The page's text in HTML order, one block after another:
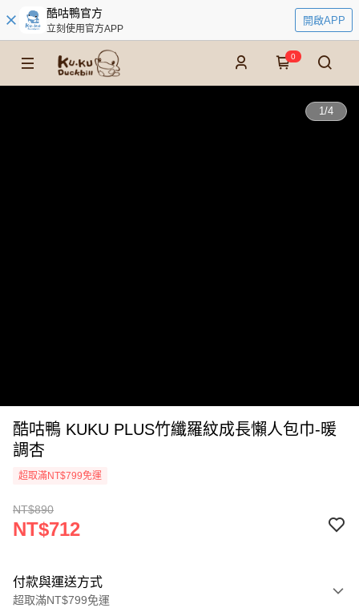
酷咕鴨官方
立刻使用官方APP
開啟APP
0
1/4
酷咕鴨 KUKU PLUS竹纖羅紋成長懶人包巾-暖
調杏
超取滿NT$799免運
NT$890
NT$712
付款與運送方式
超取滿NT$799免運